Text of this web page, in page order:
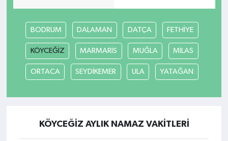
BODRUM DALAMAN DATÇA FETHİYE
KÖYCEĞİZ MARMARİS MUĞLA MİLAS
ORTACA SEYDİKEMER ULA YATAĞAN
KÖYCEĞİZ AYLIK NAMAZ VAKITLERI